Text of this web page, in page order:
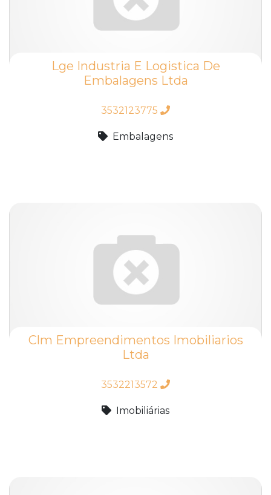
Lge Industria E Logistica De
Embalagens Ltda
3532123775
Embalagens
Clm Empreendimentos Imobiliarios
Ltda
3532213572
Imobiliárias